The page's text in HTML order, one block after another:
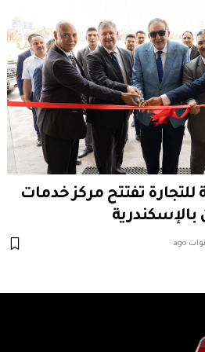
للتجارة تفتتح مركز خدمات
بالإسكندرية